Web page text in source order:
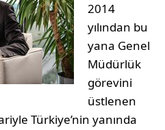
2014
yılından bu
yana Genel
Müdürlük
görevini
üstlenen
Türkiye’nin yanında